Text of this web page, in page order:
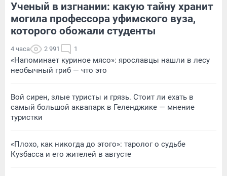
Ученый в изгнании: какую тайну хранит
могила профессора уфимского вуза,
которого обожали студенты
4 часа 2 991 1
«Напоминает куриное мясо»: ярославцы нашли в лесу
необычный гриб — что это
Вой сирен, злые туристы и грязь. Стоит ли ехать в
самый большой аквапарк в Геленджике — мнение
туристки
«Плохо, как никогда до этого»: таролог о судьбе
Кузбасса и его жителей в августе